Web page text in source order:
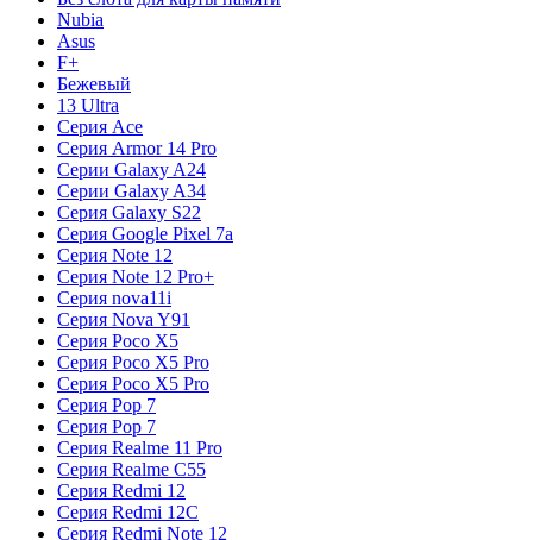
Nubia
Asus
F+
Бежевый
13 Ultra
Серия Ace
Серия Armor 14 Pro
Серии Galaxy A24
Серии Galaxy A34
Серия Galaxy S22
Серия Google Pixel 7a
Серия Note 12
Серия Note 12 Pro+
Серия nova11i
Серия Nova Y91
Серия Poco X5
Серия Poco X5 Pro
Серия Poco X5 Pro
Серия Pop 7
Серия Pop 7
Серия Realme 11 Pro
Серия Realme C55
Серия Redmi 12
Серия Redmi 12C
Серия Redmi Note 12